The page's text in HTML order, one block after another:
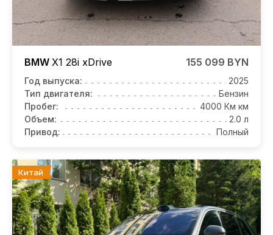
BMW X1 28i xDrive 155 099 BYN
Год выпуска:
2025
Тип двигателя:
Бензин
Пробег:
4000 Км км
Объем:
2.0 л
Привод:
Полный
Китай